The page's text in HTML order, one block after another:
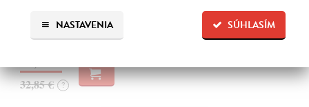
SÚHLASÍM
NASTAVENIA
kultovním…
Na sklade ?
32,85 € ?